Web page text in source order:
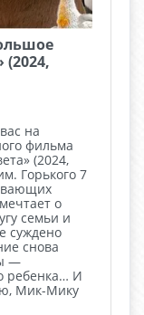
(2024,
на
фильма
(2024,
Горького 7
о
семьи и
суждено
снова
—
ребенка… И
Мик-Мику